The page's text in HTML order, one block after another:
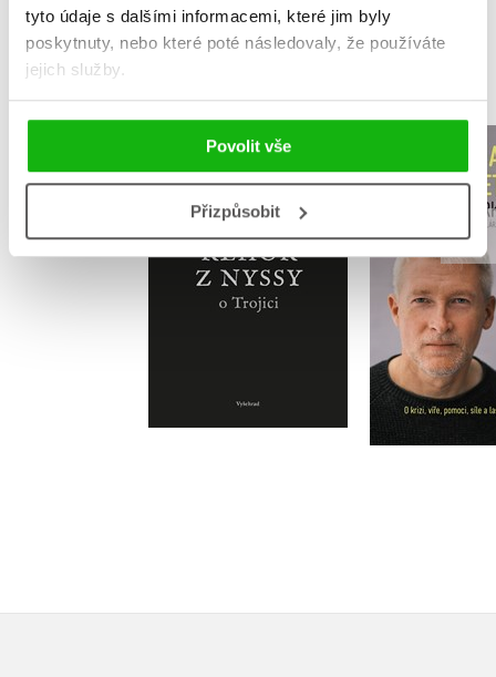
tyto údaje s dalšími informacemi, které jim byly
poskytnuty, nebo které poté následovaly, že používáte
jejich služby.
Povolit vše
Přizpůsobit
MOHLO BY VÁS TAKÉ ZAJÍMAT
Řehoř z Nyssy o
Trojici
Lenka Karfíková
295 Kč
Dobro
Klára
Marek
Do
319 Kč